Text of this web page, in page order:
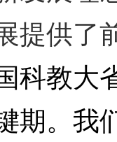
提供了
教大
期。我